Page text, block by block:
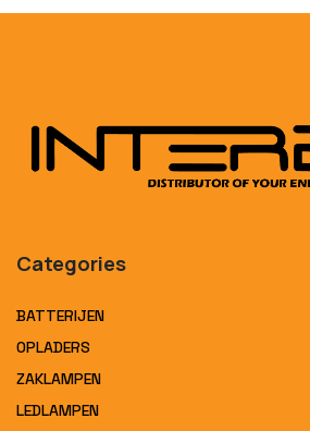
Categories
BATTERIJEN
OPLADERS
ZAKLAMPEN
LEDLAMPEN